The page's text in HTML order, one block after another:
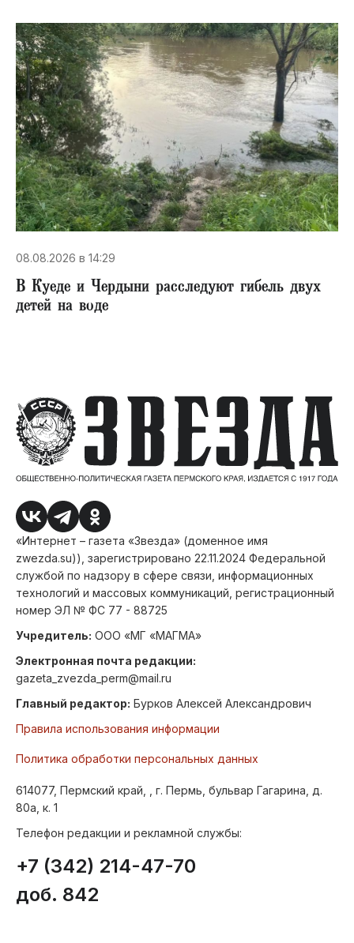
08.08.2026 в 14:29
В Куеде и Чердыни расследуют гибель двух
детей на воде
«Интернет – газета «Звезда» (доменное имя
zwezda.su)), зарегистрировано 22.11.2024 Федеральной
службой по надзору в сфере связи, информационных
технологий и массовых коммуникаций, регистрационный
номер ЭЛ № ФС 77 - 88725
Учредитель: ООО «МГ «МАГМА»
Электронная почта редакции:
gazeta_zvezda_perm@mail.ru
Главный редактор: Бурков Алексей Александрович
Правила использования информации
Политика обработки персональных данных
614077, Пермский край, , г. Пермь, бульвар Гагарина, д.
80а, к. 1
Телефон редакции и рекламной службы:
+7 (342) 214-47-70
доб. 842